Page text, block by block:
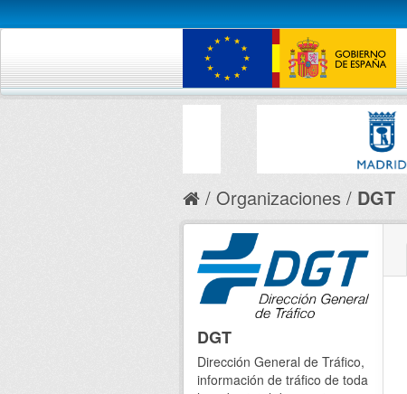
Organizaciones DGT
DGT
Dirección General de Tráfico,
información de tráfico de toda